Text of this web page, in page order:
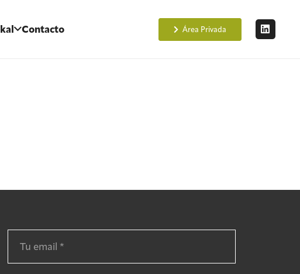
Contacto Área Privada